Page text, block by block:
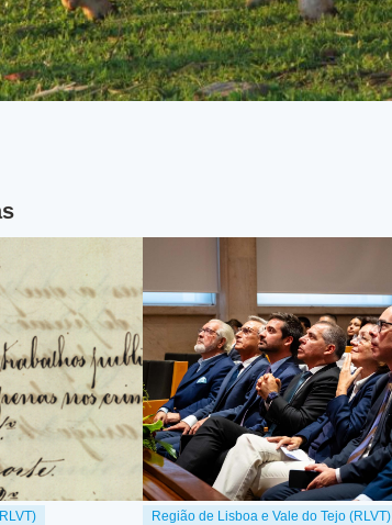
Região de Lisboa e Vale do Tejo (RLVT)